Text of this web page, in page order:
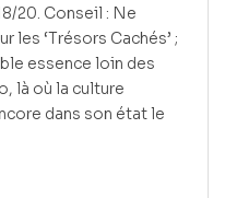
20. Conseil : Ne
les ‘Trésors Cachés’ ;
essence loin des
là où la culture
dans son état le